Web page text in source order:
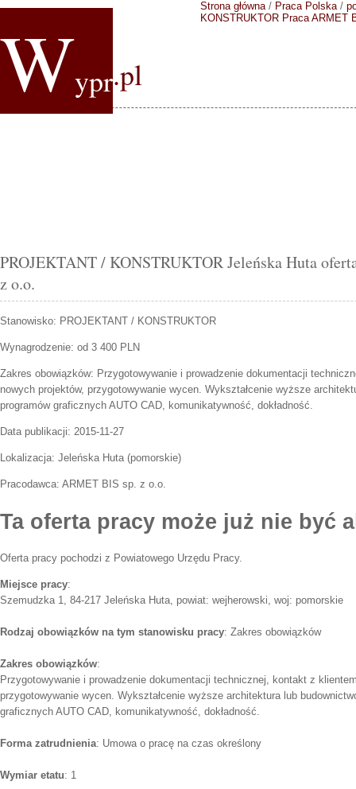
Wypr.pl
Strona główna/ Praca Polska/
KONSTRUKTOR Praca ARMET
PROJEKTANT / KONSTRUKTOR Jeleńska Huta
z o.o.
Stanowisko: PROJEKTANT / KONSTRUKTOR
Wynagrodzenie: od 3 400 PLN
Zakres obowiązków: Przygotowywanie i prowadzenie dokumentacji
nowych projektów, przygotowywanie wycen. Wykształcenie wyższe
programów graficznych AUTO CAD, komunikatywność, dokładność.
Data publikacji: 2015-11-27
Lokalizacja: Jeleńska Huta(pomorskie)
Pracodawca: ARMET BIS sp. z o.o.
Ta oferta pracy może już nie być
Oferta pracy pochodzi z Powiatowego Urzędu Pracy.
Miejsce pracy:
Szemudzka 1, 84-217 Jeleńska Huta, powiat: wejherowski, woj: pomorskie
Rodzaj obowiązków na tym stanowisku pracy: Zakres obowiązków
Zakres obowiązków:
Przygotowywanie i prowadzenie dokumentacji technicznej, kontakt z
przygotowywanie wycen. Wykształcenie wyższe architektura lub
graficznych AUTO CAD, komunikatywność, dokładność.
Forma zatrudnienia: Umowa o pracę na czas określony
Wymiar etatu: 1